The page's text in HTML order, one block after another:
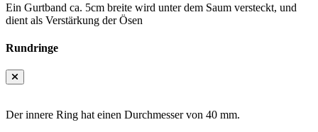
Ein Gurtband ca. 5cm breite wird unter dem Saum versteckt, und
dient als Verstärkung der Ösen
Rundringe
Der innere Ring hat einen Durchmesser von 40 mm.